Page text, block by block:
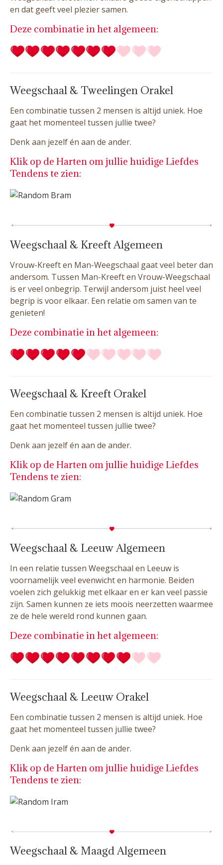
en dat geeft veel plezier samen.
Deze combinatie in het algemeen:
Weegschaal & Tweelingen Orakel
Een combinatie tussen 2 mensen is altijd uniek. Hoe
gaat het momenteel tussen jullie twee?
Denk aan jezelf én aan de ander.
Klik op de Harten om jullie huidige Liefdes
Tendens te zien:
Weegschaal & Kreeft Algemeen
Vrouw-Kreeft en Man-Weegschaal gaat veel beter dan
andersom. Tussen Man-Kreeft en Vrouw-Weegschaal
is er veel onbegrip. Terwijl andersom juist heel veel
begrip is voor elkaar. Een relatie om samen van te
genieten!
Deze combinatie in het algemeen:
Weegschaal & Kreeft Orakel
Een combinatie tussen 2 mensen is altijd uniek. Hoe
gaat het momenteel tussen jullie twee?
Denk aan jezelf én aan de ander.
Klik op de Harten om jullie huidige Liefdes
Tendens te zien:
Weegschaal & Leeuw Algemeen
In een relatie tussen Weegschaal en Leeuw is
voornamelijk veel evenwicht en harmonie. Beiden
voelen zich gelukkig met elkaar en er kan veel passie
zijn. Samen kunnen ze iets moois neerzetten waarmee
ze de hele wereld rond kunnen gaan.
Deze combinatie in het algemeen:
Weegschaal & Leeuw Orakel
Een combinatie tussen 2 mensen is altijd uniek. Hoe
gaat het momenteel tussen jullie twee?
Denk aan jezelf én aan de ander.
Klik op de Harten om jullie huidige Liefdes
Tendens te zien:
Weegschaal & Maagd Algemeen